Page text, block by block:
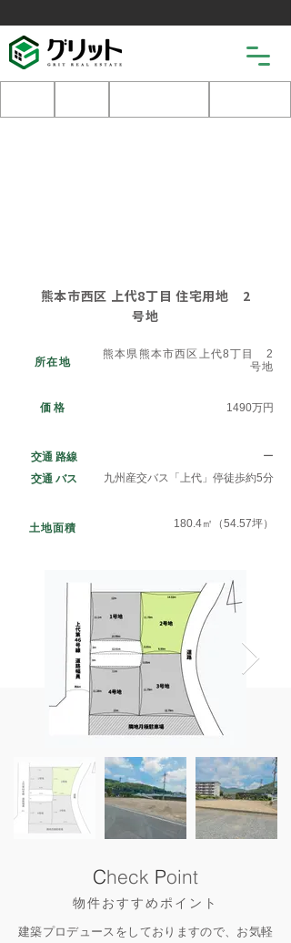
熊本市西区 上代8丁目 住宅用地 2
号地
所在地
熊本県熊本市西区上代8丁目 2
号地
​価格 1490万円
​交通 路線
​交通 バス
ー
九州産交バス「上代」停徒歩約5分
土地面積 180.4㎡（54.57坪）
Check Point
物件おすすめポイント
建築プロデュースをしておりますので、お気軽